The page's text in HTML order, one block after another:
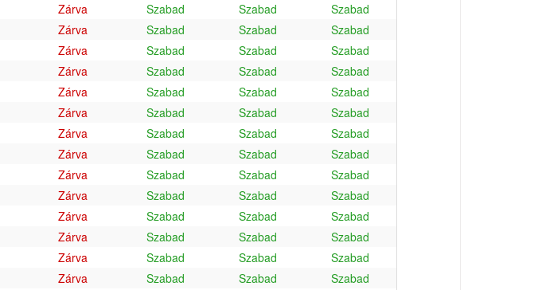
Zárva Szabad Szabad
Szabad
Zárva Szabad Szabad
Szabad
Zárva Szabad Szabad
Szabad
Zárva Szabad Szabad
Szabad
Zárva Szabad Szabad
Szabad
Zárva Szabad Szabad
Szabad
Zárva Szabad Szabad
Szabad
Zárva Szabad Szabad
Szabad
Zárva Szabad Szabad
Szabad
Zárva Szabad Szabad
Szabad
Zárva Szabad Szabad
Szabad
Zárva Szabad Szabad
Szabad
Zárva Szabad Szabad
Szabad
Zárva Szabad Szabad
Szabad